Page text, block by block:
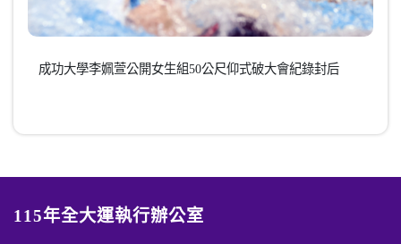
成功大學李姵萱公開女生組50公尺仰式破大會紀錄封后
115年全大運執行辦公室